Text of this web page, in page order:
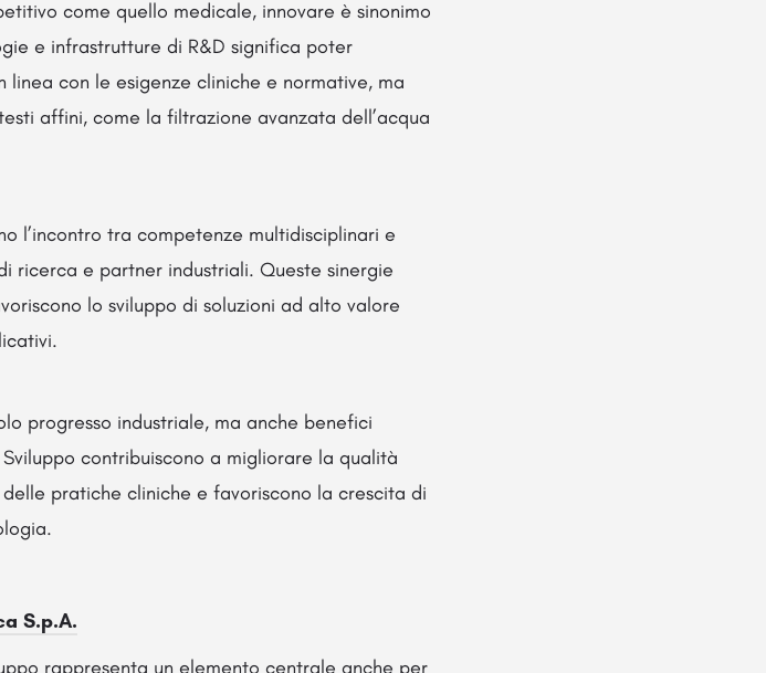
come quello medicale, innovare è sinonimo
e infrastrutture di R&D significa poter
con le esigenze cliniche e normative, ma
affini, come la filtrazione avanzata dell’acqua
l’incontro tra competenze multidisciplinari e
ricerca e partner industriali. Queste sinergie
lo sviluppo di soluzioni ad alto valore
progresso industriale, ma anche benefici
contribuiscono a migliorare la qualità
pratiche cliniche e favoriscono la crescita di
S.p.A.
rappresenta un elemento centrale anche per